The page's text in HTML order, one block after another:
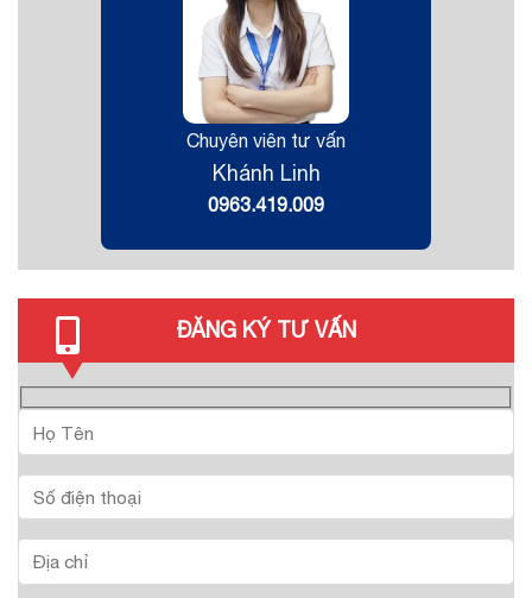
Chuyên viên tư vấn
Khánh Linh
0963.419.009
ĐĂNG KÝ TƯ VẤN